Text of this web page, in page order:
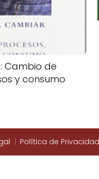
Cambio de
y consumo
Política de Privacidad